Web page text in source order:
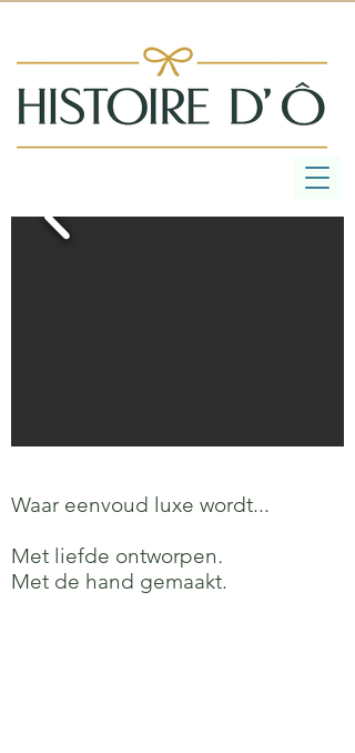
Waar eenvoud luxe wordt...
Met liefde ontworpen.
Met de hand gemaakt.